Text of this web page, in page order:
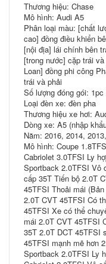
Thương hiệu: Chase
Mô hình: Audi A5
Phân loại màu: [chất
cao] đồng điều khiển
[nội địa] lái chính bên
[trong nước] cặp trái
Loan] đồng phi công
trái và phải
Số lượng đóng gói: 1pc
Loại đèn xe: đèn pha
Thương hiệu xe hơi:
Dòng xe: A5 (nhập
Năm: 2016, 2014,
Mô hình: Coupe
Cabriolet 3.0TFSI Ly
Sportback 2.0TFSI Vô
cấp 35T Tiến bộ 2.0T
45TFSI Thoải mái
2.0T CVT 45TFSI Có
45TFSI Xe có thể
mái 2.0T CVT 45TFSI
35T 2.0T DCT 45TFSI
45TFSI mạnh mẽ hơn
Sportback 2.0TFSI Ly